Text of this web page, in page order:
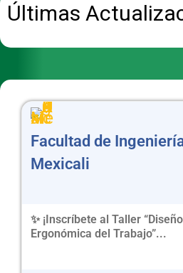
Últimas
Facultad de
Mexicali
✨ ¡Inscríbete al Taller
Ergonómica del Trabajo”...